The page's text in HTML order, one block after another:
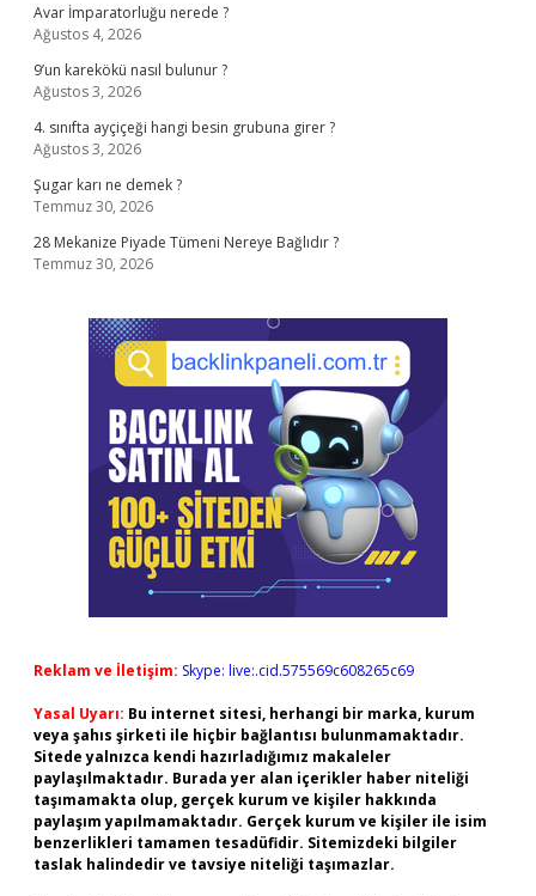
Avar İmparatorluğu nerede ?
Ağustos 4, 2026
9’un karekökü nasıl bulunur ?
Ağustos 3, 2026
4. sınıfta ayçiçeği hangi besin grubuna girer ?
Ağustos 3, 2026
Şugar karı ne demek ?
Temmuz 30, 2026
28 Mekanize Piyade Tümeni Nereye Bağlıdır ?
Temmuz 30, 2026
Reklam ve İletişim: Skype: live:.cid.575569c608265c69
Yasal Uyarı: Bu internet sitesi, herhangi bir marka, kurum
veya şahıs şirketi ile hiçbir bağlantısı bulunmamaktadır.
Sitede yalnızca kendi hazırladığımız makaleler
paylaşılmaktadır. Burada yer alan içerikler haber niteliği
taşımamakta olup, gerçek kurum ve kişiler hakkında
paylaşım yapılmamaktadır. Gerçek kurum ve kişiler ile isim
benzerlikleri tamamen tesadüfidir. Sitemizdeki bilgiler
taslak halindedir ve tavsiye niteliği taşımazlar.